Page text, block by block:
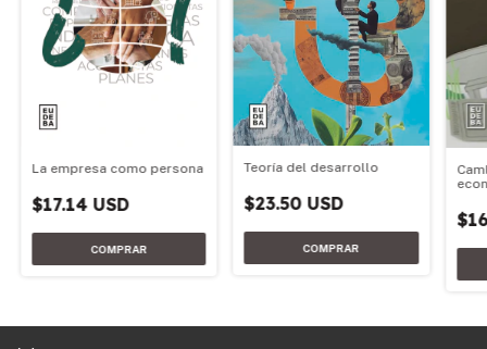
La empresa como persona
$17.14 USD
Teoría del desarrollo
$23.50 USD